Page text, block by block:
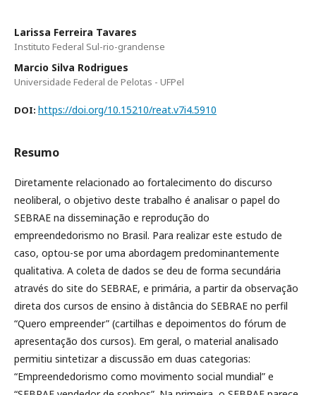
Larissa Ferreira Tavares
Instituto Federal Sul-rio-grandense
Marcio Silva Rodrigues
Universidade Federal de Pelotas - UFPel
DOI: https://doi.org/10.15210/reat.v7i4.5910
Resumo
Diretamente relacionado ao fortalecimento do discurso
neoliberal, o objetivo deste trabalho é analisar o papel do
SEBRAE na disseminação e reprodução do
empreendedorismo no Brasil. Para realizar este estudo de
caso, optou-se por uma abordagem predominantemente
qualitativa. A coleta de dados se deu de forma secundária
através do site do SEBRAE, e primária, a partir da observação
direta dos cursos de ensino à distância do SEBRAE no perfil
“Quero empreender” (cartilhas e depoimentos do fórum de
apresentação dos cursos). Em geral, o material analisado
permitiu sintetizar a discussão em duas categorias:
“Empreendedorismo como movimento social mundial” e